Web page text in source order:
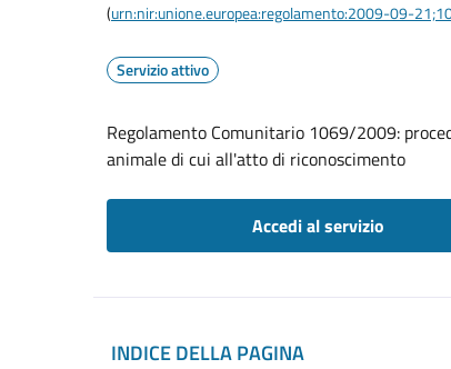
(urn:nir:unione.europea:regolamento:2009-09-
Servizio attivo
Regolamento Comunitario 1069/2009:
animale di cui all'atto di riconoscimento
Accedi al servizio
INDICE DELLA PAGINA